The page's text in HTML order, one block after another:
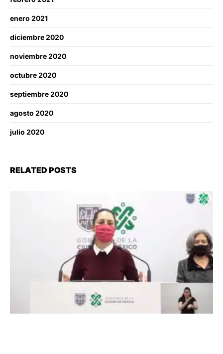
enero 2021
diciembre 2020
noviembre 2020
octubre 2020
septiembre 2020
agosto 2020
julio 2020
RELATED POSTS